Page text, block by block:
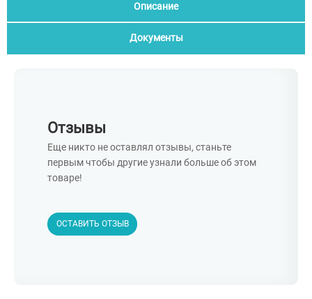
Описание
Документы
Отзывы
Еще никто не оставлял отзывы, станьте
первым чтобы другие узнали больше об этом
товаре!
ОСТАВИТЬ ОТЗЫВ